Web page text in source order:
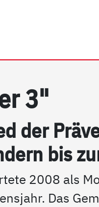
3"
der
bis
2008 als
Das